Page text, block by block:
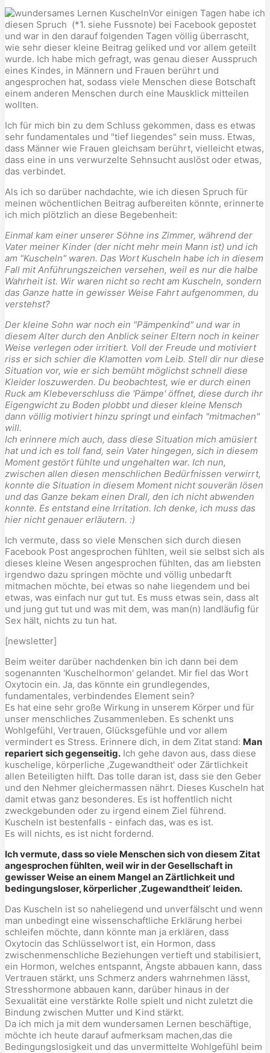
Vor einigen Tagen habe ich
diesen Spruch (*1. siehe Fussnote) bei Facebook gepostet
und war in den darauf folgenden Tagen völlig überrascht,
wie sehr dieser kleine Beitrag geliked und vor allem geteilt
wurde. Ich habe mich gefragt, was genau dieser Ausspruch
eines Kindes, in Männern und Frauen berührt und
angesprochen hat, sodass viele Menschen diese Botschaft
einem anderen Menschen durch eine Mausklick mitteilen
wollten.
Ich für mich bin zu dem Schluss gekommen, dass es etwas
sehr fundamentales und "tief liegendes" sein muss. Etwas,
dass Männer wie Frauen gleichsam berührt, vielleicht etwas,
dass eine in uns verwurzelte Sehnsucht auslöst oder etwas,
das verbindet.
Als ich so darüber nachdachte, wie ich diesen Spruch für
meinen wöchentlichen Beitrag aufbereiten könnte, erinnerte
ich mich plötzlich an diese Begebenheit:
Einmal kam einer unserer Söhne ins Zimmer, während der
Vater meiner Kinder (der nicht mehr mein Mann ist) und ich
am "Kuscheln" waren. Das Wort Kuscheln habe ich in diesem
Fall mit Anführungszeichen versehen, weil es nur die halbe
Wahrheit ist. Wir waren nicht so recht am Kuscheln, sondern
das Ganze hatte in gewisser Weise Fahrt aufgenommen, du
verstehst?
Der kleine Sohn war noch ein "Pämpenkind" und war in
diesem Alter durch den Anblick seiner Eltern noch in keiner
Weise verlegen oder irritiert. Voll der Freude und motiviert
riss er sich schier die Klamotten vom Leib. Stell dir nur diese
Situation vor, wie er sich bemüht möglichst schnell diese
Kleider loszuwerden. Du beobachtest, wie er durch einen
Ruck am Klebeverschluss die 'Pämpe' öffnet, diese durch ihr
Eigengwicht zu Boden plobbt und dieser kleine Mensch
dann völlig motiviert hinzu springt und einfach "mitmachen"
will.
Ich erinnere mich auch, dass diese Situation mich amüsiert
hat und ich es toll fand, sein Vater hingegen, sich in diesem
Moment gestört fühlte und ungehalten war. Ich nun,
zwischen allen diesen menschlichen Bedürfnissen verwirrt,
konnte die Situation in diesem Moment nicht souverän lösen
und das Ganze bekam einen Drall, den ich nicht abwenden
konnte. Es entstand eine Irritation. Ich denke, ich muss das
hier nicht genauer erläutern. :)
Ich vermute, dass so viele Menschen sich durch diesen
Facebook Post angesprochen fühlten, weil sie selbst sich als
dieses kleine Wesen angesprochen fühlten, das am liebsten
irgendwo dazu springen möchte und völlig unbedarft
mitmachen möchte, bei etwas so nahe liegendem und bei
etwas, was einfach nur gut tut. Es muss etwas sein, dass alt
und jung gut tut und was mit dem, was man(n) landläufig für
Sex hält, nichts zu tun hat.
[newsletter]
Beim weiter darüber nachdenken bin ich dann bei dem
sogenannten 'Kuschelhormon' gelandet. Mir fiel das Wort
Oxytocin ein. Ja, das könnte ein grundlegendes,
fundamentales, verbindendes Element sein?
Es hat eine sehr große Wirkung in unserem Körper und für
unser menschliches Zusammenleben. Es schenkt uns
Wohlgefühl, Vertrauen, Glücksgefühle und vor allem
vermindert es Stress. Erinnere dich, in dem Zitat stand: Man
repariert sich gegenseitig. Ich gehe davon aus, dass diese
kuschelige, körperliche ‚Zugewandtheit' oder Zärtlichkeit
allen Beteiligten hilft. Das tolle daran ist, dass sie den Geber
und den Nehmer gleichermassen nährt. Dieses Kuscheln hat
damit etwas ganz besonderes. Es ist hoffentlich nicht
zweckgebunden oder zu irgend einem Ziel führend.
Kuscheln ist bestenfalls - einfach das, was es ist.
Es will nichts, es ist nicht fordernd.
Ich vermute, dass so viele Menschen sich von diesem Zitat
angesprochen fühlten, weil wir in der Gesellschaft in
gewisser Weise an einem Mangel an Zärtlichkeit und
bedingungsloser, körperlicher ‚Zugewandtheit‘ leiden.
Das Kuscheln ist so naheliegend und unverfälscht und wenn
man unbedingt eine wissenschaftliche Erklärung herbei
schleifen möchte, dann könnte man ja erklären, dass
Oxytocin das Schlüsselwort ist, ein Hormon, dass
zwischenmenschliche Beziehungen vertieft und stabilisiert,
ein Hormon, welches entspannt, Ängste abbauen kann, dass
Vertrauen stärkt, uns Schmerz anders wahrnehmen lässt,
Stresshormone abbauen kann, darüber hinaus in der
Sexualität eine verstärkte Rolle spielt und nicht zuletzt die
Bindung zwischen Mutter und Kind stärkt.
Da ich mich ja mit dem wundersamen Lernen beschäftige,
möchte ich heute darauf aufmerksam machen,das die
Bedingungslosigkeit und das unvermittelte Wohlgefühl beim